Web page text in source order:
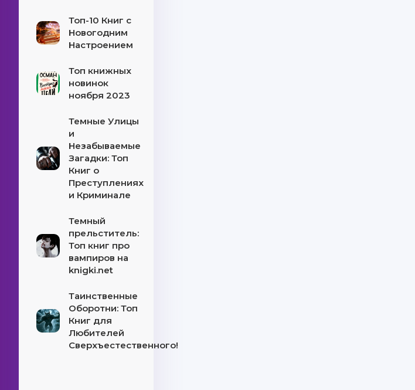
Топ-10 Книг с
Новогодним
Настроением
Топ книжных
новинок
ноября 2023
Темные Улицы
и
Незабываемые
Загадки: Топ
Книг о
Преступлениях
и Криминале
Темный
прельститель:
Топ книг про
вампиров на
knigki.net
Таинственные
Оборотни: Топ
Книг для
Любителей
Сверхъестественного!